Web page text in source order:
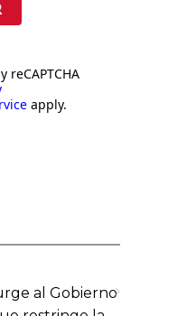
reCAPTCHA
apply.
al Gobierno